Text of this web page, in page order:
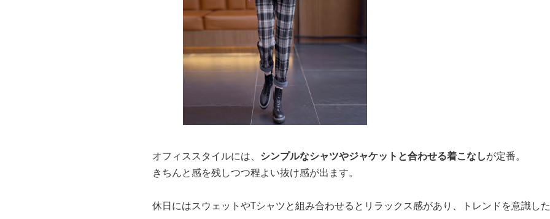
オフィススタイルには、 シンプルなシャツやジャケットと合わせる着こなしが定番。
きちんと感を残しつつ程よい抜け感が出ます。
休日にはスウェットやTシャツと組み合わせるとリラックス感があり、トレンドを意識し